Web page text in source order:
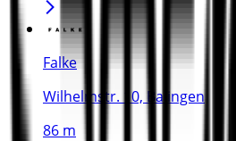
Falke
Wilhelmstr. 10, Balingen
86 m